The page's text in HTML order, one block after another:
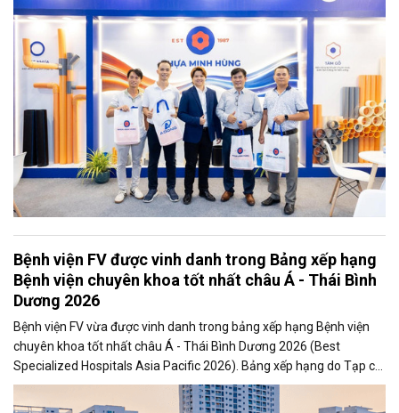
Bệnh viện FV được vinh danh trong Bảng xếp hạng
Bệnh viện chuyên khoa tốt nhất châu Á - Thái Bình
Dương 2026
Bệnh viện FV vừa được vinh danh trong bảng xếp hạng Bệnh viện
chuyên khoa tốt nhất châu Á - Thái Bình Dương 2026 (Best
Specialized Hospitals Asia Pacific 2026). Bảng xếp hạng do Tạp chí
Newsweek của Mỹ và Công ty nghiên cứu dữ liệu Statista thực hiện
và công bố vào tối 17/6. Đây là lần đầu tiên Việt Nam được đưa vào